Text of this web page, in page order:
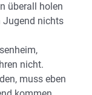
überall holen
Jugend nichts
nicht.
muss eben